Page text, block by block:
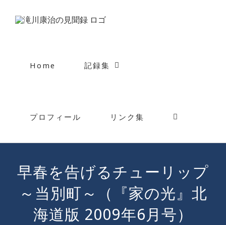
Home 記録集
プロフィール リンク集
早春を告げるチューリップ
～当別町～（『家の光』北
海道版 2009年6月号）